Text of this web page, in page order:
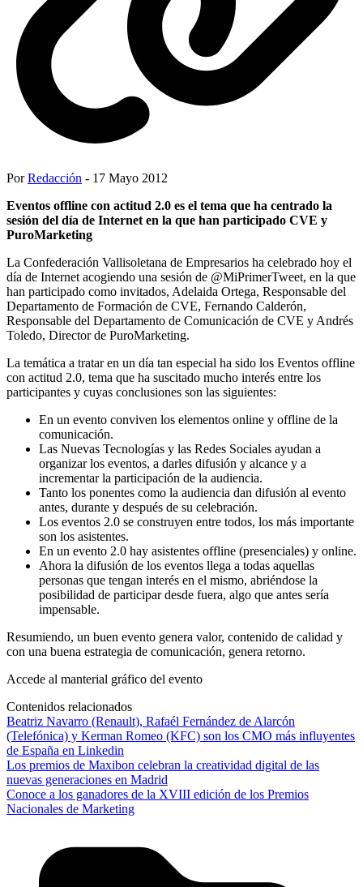
PorRedacción - 17 Mayo 2012
Eventos offline con actitud 2.0 es el tema que ha centrado la
sesión del día de Internet en la que han participado CVE y
PuroMarketing
La Confederación Vallisoletana de Empresarios ha celebrado hoy el
día de Internet acogiendo una sesión de @MiPrimerTweet, en la que
han participado como invitados, Adelaida Ortega, Responsable del
Departamento de Formación de CVE, Fernando Calderón,
Responsable del Departamento de Comunicación de CVE y Andrés
Toledo, Director de PuroMarketing.
La temática a tratar en un día tan especial ha sido los Eventos offline
con actitud 2.0, tema que ha suscitado mucho interés entre los
participantes y cuyas conclusiones son las siguientes:
En un evento conviven los elementos online y offline de la
comunicación.
Las Nuevas Tecnologías y las Redes Sociales ayudan a
organizar los eventos, a darles difusión y alcance y a
incrementar la participación de la audiencia.
Tanto los ponentes como la audiencia dan difusión al evento
antes, durante y después de su celebración.
Los eventos 2.0 se construyen entre todos, los más importante
son los asistentes.
En un evento 2.0 hay asistentes offline (presenciales) y online.
Ahora la difusión de los eventos llega a todas aquellas
personas que tengan interés en el mismo, abriéndose la
posibilidad de participar desde fuera, algo que antes sería
impensable.
Resumiendo, un buen evento genera valor, contenido de calidad y
con una buena estrategia de comunicación, genera retorno.
Accede al manterial gráfico del evento
Contenidos relacionados
Beatriz Navarro (Renault), Rafaél Fernández de Alarcón
(Telefónica) y Kerman Romeo (KFC) son los CMO más influyentes
de España en Linkedin
Los premios de Maxibon celebran la creatividad digital de las
nuevas generaciones en Madrid
Conoce a los ganadores de la XVIII edición de los Premios
Nacionales de Marketing